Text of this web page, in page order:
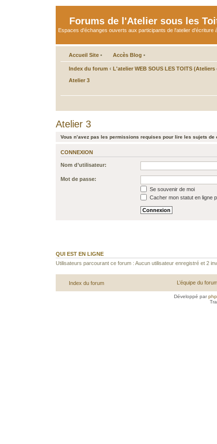
Forums de l'Atelier sous les
Espaces d'échanges ouverts aux participants de l'atelier d'écriture
Accueil Site • Accès Blog •
Index du forum ‹ L'atelier WEB SOUS LES TOITS
Atelier 3
Atelier 3
Vous n’avez pas les permissions requises pour lire les sujets de
CONNEXION
Nom d’utilisateur:
Mot de passe:
Se souvenir de moi
Cacher mon statut en ligne
QUI EST EN LIGNE
Utilisateurs parcourant ce forum : Aucun utilisateur enregistré et 2
Index du forum L’équipe du
Développé par